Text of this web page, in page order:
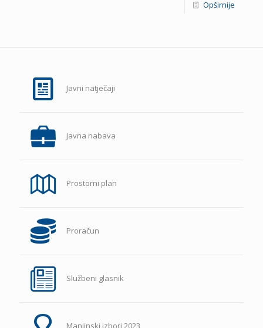
Opširnije
Javni natječaji
Javna nabava
Prostorni plan
Proračun
Službeni glasnik
Manjinski izbori 2023